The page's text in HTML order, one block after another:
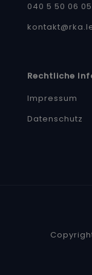
040 5 50 06
Rechtliche
Impressum
Datenschutz